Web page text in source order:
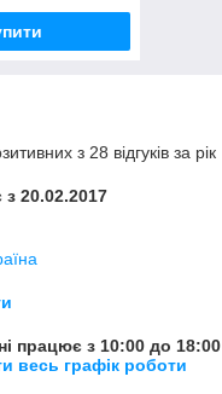
з 28 відгуків за рік
20.02.2017
працює з 10:00 до 18:00
весь графік роботи